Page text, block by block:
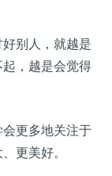
别人，就越是
，越是会觉得
更多地关注于
更美好。